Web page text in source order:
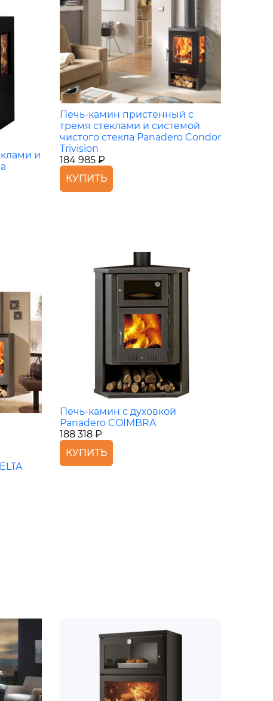
и
Печь-камин пристенный с
тремя стеклами и системой
чистого стекла Panadero Condor
Trivision
184 985 ₽
КУПИТЬ
Печь-камин с духовкой
Panadero COIMBRA
188 318 ₽
КУПИТЬ